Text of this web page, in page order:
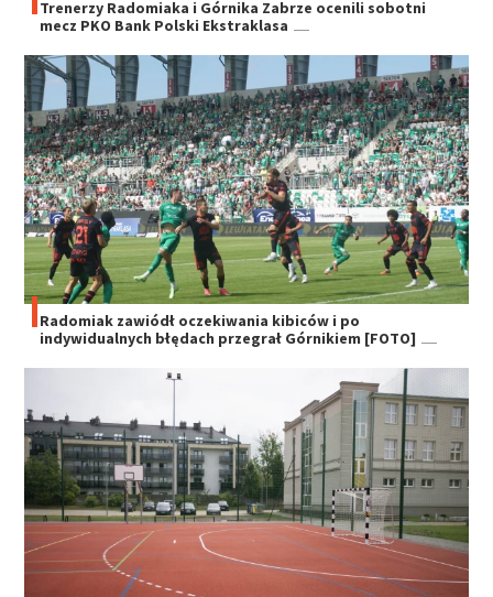
Trenerzy Radomiaka i Górnika Zabrze ocenili sobotni
mecz PKO Bank Polski Ekstraklasa
Radomiak zawiódł oczekiwania kibiców i po
indywidualnych błędach przegrał Górnikiem [FOTO]